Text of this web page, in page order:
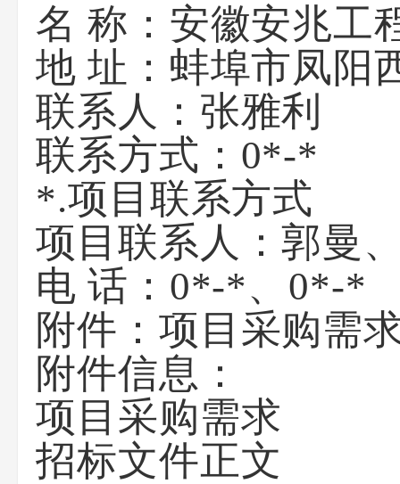
名 称：安徽安兆工
地 址：蚌埠市凤阳
联系人：张雅利
联系方式：0*-*
*.项目联系方式
项目联系人：郭曼
电 话：0*-*、0*-*
附件：项目采购需
附件信息：
项目采购需求
招标文件正文